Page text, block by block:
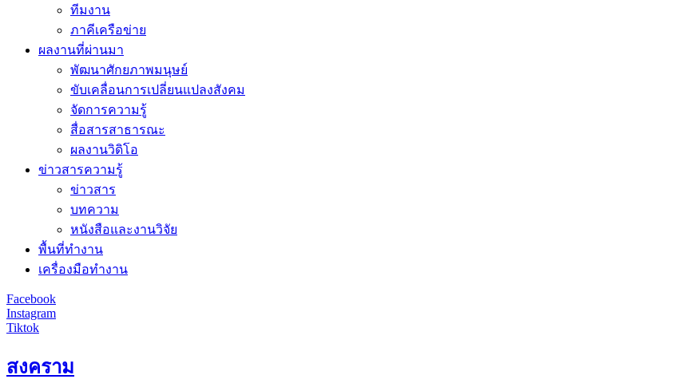
ทีมงาน
ภาคีเครือข่าย
ผลงานที่ผ่านมา
พัฒนาศักยภาพมนุษย์
ขับเคลื่อนการเปลี่ยนแปลงสังคม
จัดการความรู้
สื่อสารสาธารณะ
ผลงานวิดิโอ
ข่าวสารความรู้
ข่าวสาร
บทความ
หนังสือและงานวิจัย
พื้นที่ทำงาน
เครื่องมือทำงาน
Facebook
Instagram
Tiktok
สงคราม